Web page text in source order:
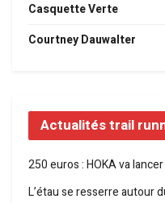
Casquette Verte
Courtney Dauwalter
Actualités trail
250 euros : HOKA va
L’étau se resserre autour